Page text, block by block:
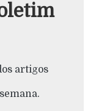
artigos